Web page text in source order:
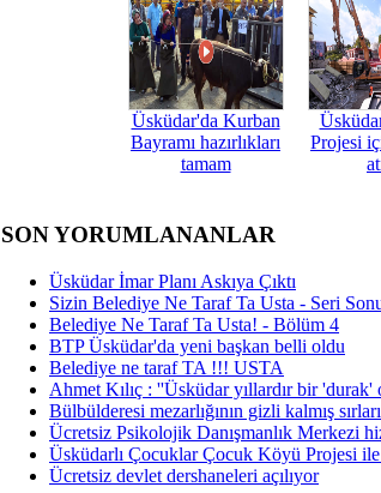
Üsküdar'da Kurban
Bayramı hazırlıkları
tamam
Projesi
SON YORUMLANANLAR
Üsküdar İmar Planı Askıya Çıktı
Sizin Belediye Ne Taraf Ta Usta - Seri
Belediye Ne Taraf Ta Usta! - Bölüm 4
BTP Üsküdar'da yeni başkan belli oldu
Belediye ne taraf TA !!! USTA
Ahmet Kılıç : ''Üsküdar yıllardır bir
Bülbülderesi mezarlığının gizli kalmış
Ücretsiz Psikolojik Danışmanlık Merkezi
Üsküdarlı Çocuklar Çocuk Köyü Projesi
Ücretsiz devlet dershaneleri açılıyor